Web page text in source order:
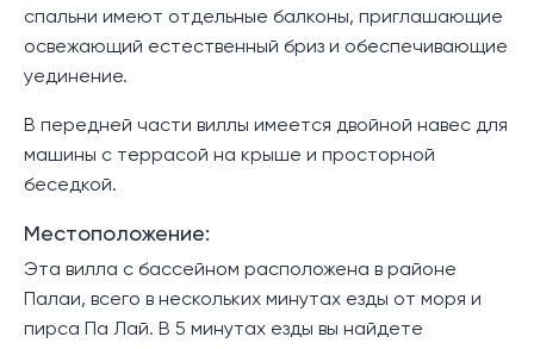
спальни имеют отдельные балконы, приглашающие
освежающий естественный бриз и обеспечивающие
уединение.
В передней части виллы имеется двойной навес для
машины с террасой на крыше и просторной
беседкой.
Местоположение:
Эта вилла с бассейном расположена в районе
Палаи, всего в нескольких минутах езды от моря и
пирса Па Лай. В 5 минутах езды вы найдете